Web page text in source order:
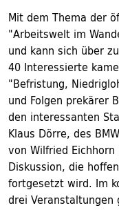
Mit dem Thema der
"Arbeitswelt im
und kann sich über
40 Interessierte
"Befristung,
und Folgen prekärer
den interessanten
Klaus Dörre, des
von Wilfried
Diskussion, die
fortgesetzt wird. Im
drei Veranstaltungen